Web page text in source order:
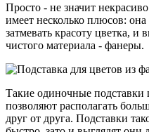
Просто - не значит
имеет несколько плюсов:
затмевать красоту цветка, и
чистого материала - фанеры.
Такие одиночные
позволяют располагать
друг от друга. Подставки